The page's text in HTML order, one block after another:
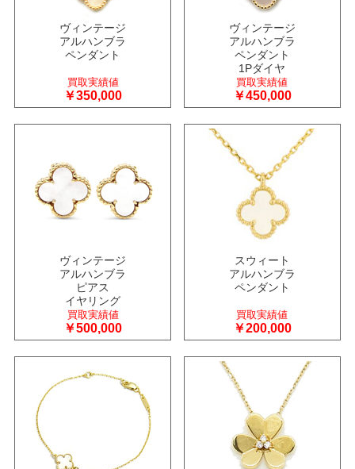
ヴィンテージ
アルハンブラ
ペンダント
買取実績値
￥350,000
ヴィンテージ
アルハンブラ
ペンダント
1Pダイヤ
買取実績値
￥450,000
ヴィンテージ
アルハンブラ
ピアス
イヤリング
買取実績値
￥500,000
スウィート
アルハンブラ
ペンダント
買取実績値
￥200,000